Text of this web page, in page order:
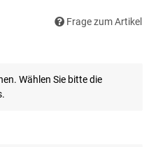
Frage zum Artikel
Wählen Sie bitte die